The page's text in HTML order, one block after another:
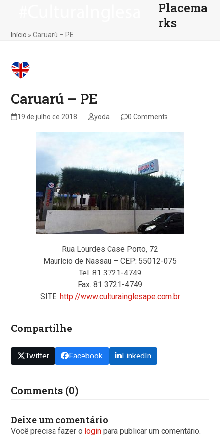
menu
menu
Placema
rks
Início »Caruarú – PE
Caruarú – PE
19 de julho de 2018 yoda 0 Comments
Rua Lourdes Case Porto, 72
Maurício de Nassau – CEP: 55012-075
Tel. 81 3721-4749
Fax. 81 3721-4749
SITE: http://www.culturainglesape.com.br
Compartilhe
Twitter Facebook LinkedIn
Comments (0)
Deixe um comentário
Você precisa fazer o login para publicar um comentário.